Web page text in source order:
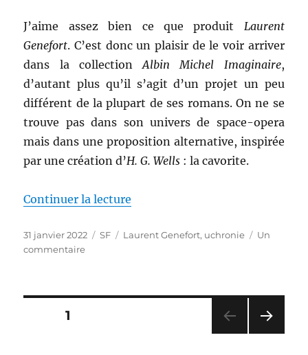
J’aime assez bien ce que produit Laurent
Genefort. C’est donc un plaisir de le voir arriver
dans la collectionAlbin Michel Imaginaire,
d’autant plus qu’il s’agit d’un projet un peu
différent de la plupart de ses romans. On ne se
trouve pas dans son univers de space-opera
mais dans une proposition alternative, inspirée
par une création d’H. G. Wells : la cavorite.
Continuer la lecture
Publié
le
31 janvier 2022 Catégories
SF Étiquettes
Laurent Genefort, uchronie
Un
commentairesur
Pagination
PAGE1